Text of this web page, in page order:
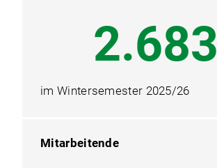
3.494
im Wintersemester 2025/26
Mitarbeitende